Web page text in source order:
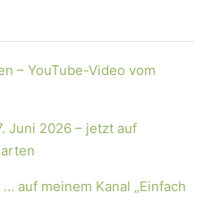
– YouTube-Video vom
Juni 2026 – jetzt auf
auf meinem Kanal „Einfach